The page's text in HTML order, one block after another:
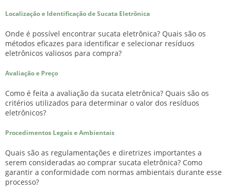
Localização e Identificação de Sucata Eletrônica
Onde é possível encontrar sucata eletrônica? Quais são os
métodos eficazes para identificar e selecionar resíduos
eletrônicos valiosos para compra?
Avaliação e Preço
Como é feita a avaliação da sucata eletrônica? Quais são os
critérios utilizados para determinar o valor dos resíduos
eletrônicos?
Procedimentos Legais e Ambientais
Quais são as regulamentações e diretrizes importantes a
serem consideradas ao comprar sucata eletrônica? Como
garantir a conformidade com normas ambientais durante esse
processo?